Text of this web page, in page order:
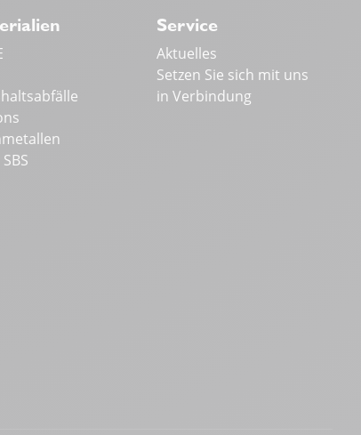
Service
Aktuelles
Setzen Sie sich mit uns
in Verbindung